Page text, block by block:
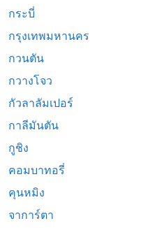
กระบี่
กรุงเทพมหานคร
กวนตัน
กวางโจว
กัวลาลัมเปอร์
กาลีมันตัน
กูชิง
คอมบาทอรี่
คุนหมิง
จาการ์ตา